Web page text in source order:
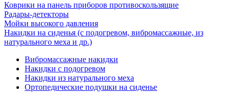
Коврики на панель приборов противоскользящие
Радары-детекторы
Мойки высокого давления
Накидки на сиденья (с подогревом, вибромассажные, из
натурального меха и др.)
Вибромассажные накидки
Накидки с подогревом
Накидки из натурального меха
Ортопедические подушки на сиденье